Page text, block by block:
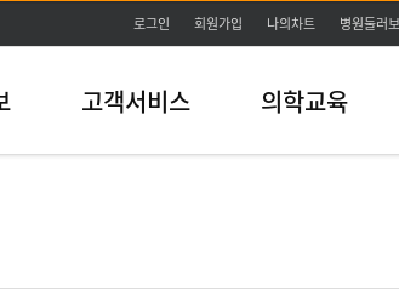
로그인 회원가입 나의차트 병원둘러
고객서비스 의학교육